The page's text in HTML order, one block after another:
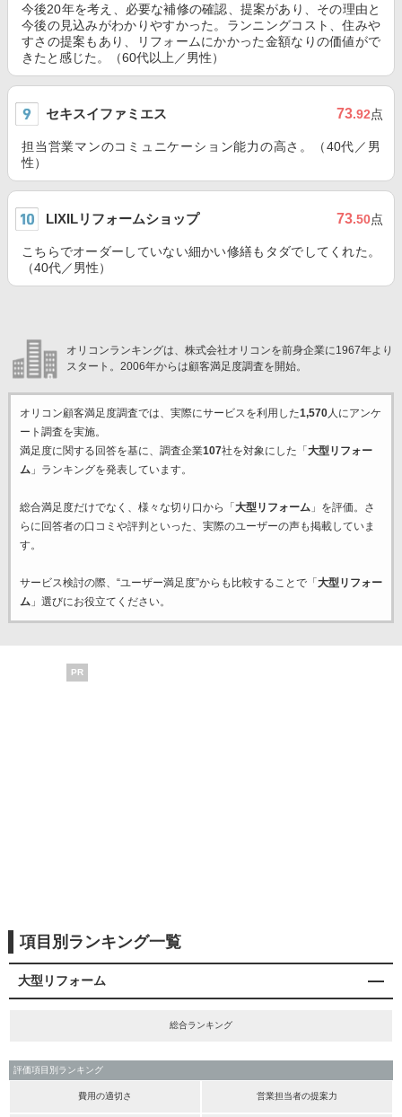
今後20年を考え、必要な補修の確認、提案があり、その理由と
今後の見込みがわかりやすかった。ランニングコスト、住みや
すさの提案もあり、リフォームにかかった金額なりの価値がで
きたと感じた。（60代以上／男性）
セキスイファミエス 73.92点
担当営業マンのコミュニケーション能力の高さ。（40代／男
性）
LIXILリフォームショップ 73.50点
こちらでオーダーしていない細かい修繕もタダでしてくれた。
（40代／男性）
オリコンランキングは、株式会社オリコンを前身企業に1967年より
スタート。2006年からは顧客満足度調査を開始。
オリコン顧客満足度調査では、実際にサービスを利用した1,570人にアンケ
ート調査を実施。
満足度に関する回答を基に、調査企業107社を対象にした「 大型リフォー
ム」ランキングを発表しています。
総合満足度だけでなく、様々な切り口から「 大型リフォーム」を評価。さ
らに回答者の口コミや評判といった、実際のユーザーの声も掲載していま
す。
サービス検討の際、“ユーザー満足度”からも比較することで「 大型リフォー
ム」選びにお役立てください。
PR
項目別ランキング一覧
大型リフォーム
総合ランキング
評価項目別ランキング
費用の適切さ 営業担当者の提案力